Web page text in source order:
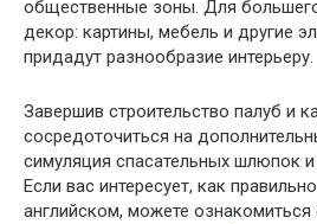
общественные зоны. Для
декор: картины, мебель и другие
придадут разнообразие интерьеру.
Завершив строительство палуб и
сосредоточиться на
симуляция спасательных шлюпок и
Если вас интересует, как
английском, можете